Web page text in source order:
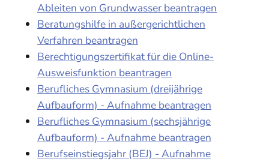
Ableiten von Grundwasser beantragen
Beratungshilfe in außergerichtlichen
Verfahren beantragen
Berechtigungszertifikat für die Online-
Ausweisfunktion beantragen
Berufliches Gymnasium (dreijährige
Aufbauform) - Aufnahme beantragen
Berufliches Gymnasium (sechsjährige
Aufbauform) - Aufnahme beantragen
Berufseinstiegsjahr (BEJ) - Aufnahme